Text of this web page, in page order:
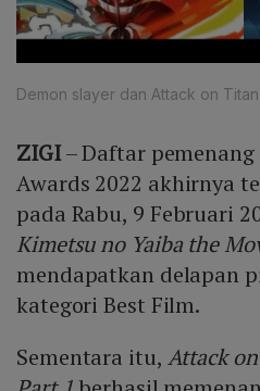
Demon slayer dan Attack on Titan
ZIGI– Daftar
Awards 2022 akhirnya
pada Rabu, 9 Februari
Kimetsu no Yaiba the
mendapatkan delapan
kategori Best Film.
Sementara itu, Attack